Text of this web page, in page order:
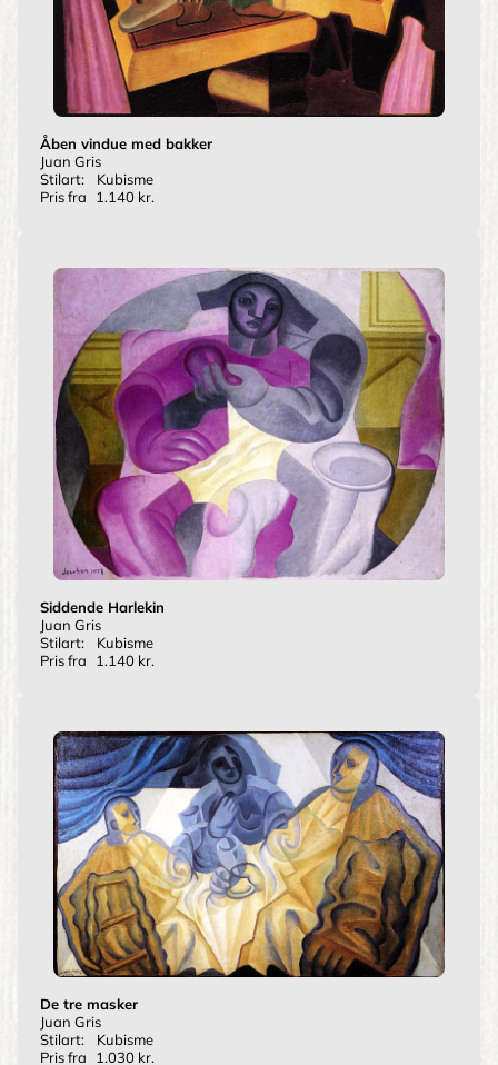
Åben vindue med bakker
Juan Gris
Stilart:
Kubisme
Pris fra
1.140 kr.
Siddende Harlekin
Juan Gris
Stilart:
Kubisme
Pris fra
1.140 kr.
De tre masker
Juan Gris
Stilart:
Kubisme
Pris fra
1.030 kr.